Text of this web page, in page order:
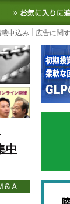
外の最新の
申込み 広告に関
中